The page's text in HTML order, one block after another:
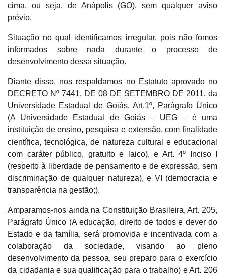
cima, ou seja, de Anápolis (GO), sem qualquer aviso
prévio.
Situação no qual identificamos irregular, pois não fomos
informados sobre nada durante o processo de
desenvolvimento dessa situação.
Diante disso, nos respaldamos no Estatuto aprovado no
DECRETO Nº 7441, DE 08 DE SETEMBRO DE 2011, da
Universidade Estadual de Goiás, Art.1º, Parágrafo Único
(A Universidade Estadual de Goiás – UEG – é uma
instituição de ensino, pesquisa e extensão, com finalidade
científica, tecnológica, de natureza cultural e educacional
com caráter público, gratuito e laico), e Art. 4º Inciso I
(respeito à liberdade de pensamento e de expressão, sem
discriminação de qualquer natureza), e VI (democracia e
transparência na gestão;).
Amparamos-nos ainda na Constituição Brasileira, Art. 205,
Parágrafo Único (A educação, direito de todos e dever do
Estado e da família, será promovida e incentivada com a
colaboração da sociedade, visando ao pleno
desenvolvimento da pessoa, seu preparo para o exercício
da cidadania e sua qualificação para o trabalho) e Art. 206